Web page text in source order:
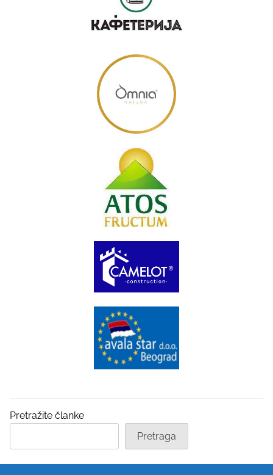
Pretražite članke
Pretraga